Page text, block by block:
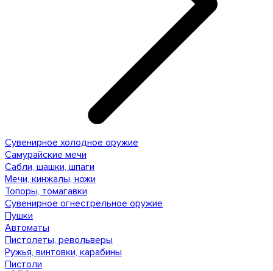
Сувенирное холодное оружие
Самурайские мечи
Сабли, шашки, шпаги
Мечи, кинжалы, ножи
Топоры, томагавки
Сувенирное огнестрельное оружие
Пушки
Автоматы
Пистолеты, револьверы
Ружья, винтовки, карабины
Пистоли